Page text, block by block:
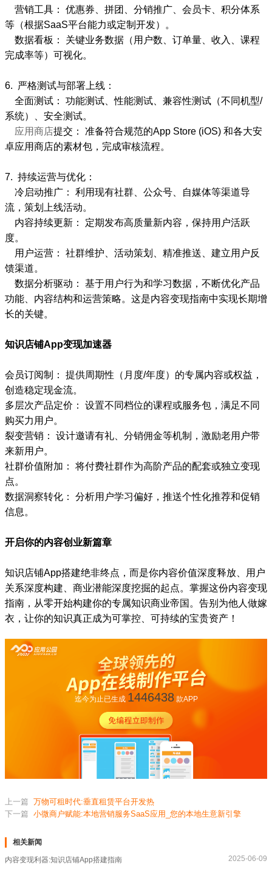
营销工具： 优惠券、拼团、分销推广、会员卡、积分体系
等（根据SaaS平台能力或定制开发）。
数据看板： 关键业务数据（用户数、订单量、收入、课程
完成率等）可视化。
6. 严格测试与部署上线：
全面测试： 功能测试、性能测试、兼容性测试（不同机型/
系统）、安全测试。
应用商店提交： 准备符合规范的App Store (iOS) 和各大安
卓应用商店的素材包，完成审核流程。
7. 持续运营与优化：
冷启动推广： 利用现有社群、公众号、自媒体等渠道导
流，策划上线活动。
内容持续更新： 定期发布高质量新内容，保持用户活跃
度。
用户运营： 社群维护、活动策划、精准推送、建立用户反
馈渠道。
数据分析驱动： 基于用户行为和学习数据，不断优化产品
功能、内容结构和运营策略。这是内容变现指南中实现长期增
长的关键。
知识店铺App变现加速器
会员订阅制： 提供周期性（月度/年度）的专属内容或权益，
创造稳定现金流。
多层次产品定价： 设置不同档位的课程或服务包，满足不同
购买力用户。
裂变营销： 设计邀请有礼、分销佣金等机制，激励老用户带
来新用户。
社群价值附加： 将付费社群作为高阶产品的配套或独立变现
点。
数据洞察转化： 分析用户学习偏好，推送个性化推荐和促销
信息。
开启你的内容创业新篇章
知识店铺App搭建绝非终点，而是你内容价值深度释放、用户
关系深度构建、商业潜能深度挖掘的起点。掌握这份内容变现
指南，从零开始构建你的专属知识商业帝国。告别为他人做嫁
衣，让你的知识真正成为可掌控、可持续的宝贵资产！
迄今为止已生成 1446438款APP
上一篇 万物可租时代:垂直租赁平台开发热
下一篇 小微商户赋能:本地营销服务SaaS应用_您的本地生意新引擎
相关新闻
内容变现利器:知识店铺App搭建指南 2025-06-09